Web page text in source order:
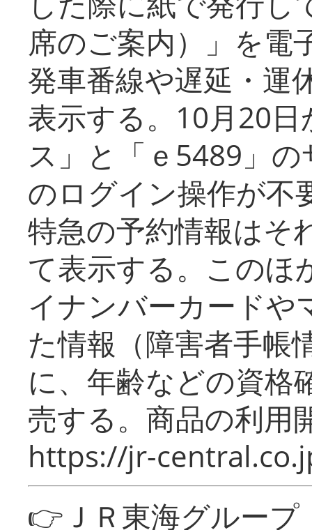
席のご案内）」を電
発車番線や遅延・運
表示する。10月20
ス」と「ｅ5489」
のログイン操作が不
特急の予約情報はそ
て表示する。このほ
イナンバーカードや
た情報（障害者手帳
に、年齢などの資格
売する。商品の利用
https://jr-
👉ＪＲ東海グルー